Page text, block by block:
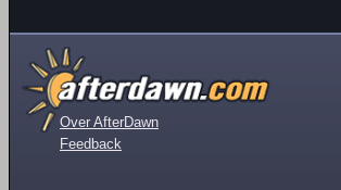
Over AfterDawn
Feedback